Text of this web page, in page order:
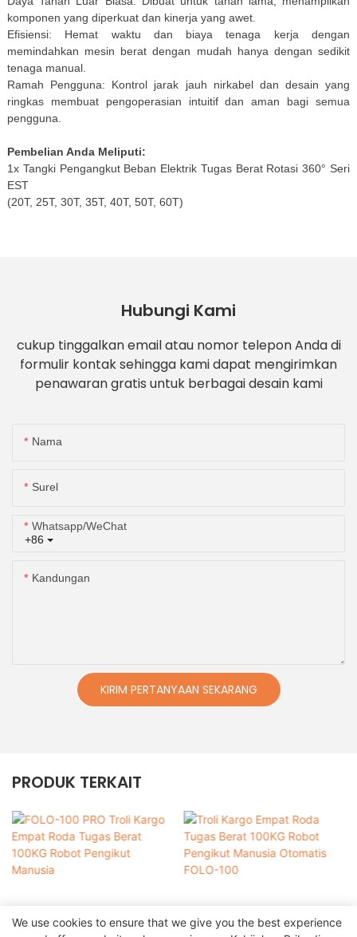
komponen yang diperkuat dan kinerja yang awet.
Efisiensi: Hemat waktu dan biaya tenaga kerja dengan
memindahkan mesin berat dengan mudah hanya dengan sedikit
tenaga manual.
Ramah Pengguna: Kontrol jarak jauh nirkabel dan desain yang
ringkas membuat pengoperasian intuitif dan aman bagi semua
pengguna.
Pembelian Anda Meliputi:
1x Tangki Pengangkut Beban Elektrik Tugas Berat Rotasi 360° Seri
EST
(20T, 25T, 30T, 35T, 40T, 50T, 60T)
Hubungi Kami
cukup tinggalkan email atau nomor telepon Anda di
formulir kontak sehingga kami dapat mengirimkan
penawaran gratis untuk berbagai desain kami
Nama
Surel
+86
Whatsapp/WeChat
Kandungan
KIRIM PERTANYAAN SEKARANG
PRODUK TERKAIT
We use cookies to ensure that we give you the best experience